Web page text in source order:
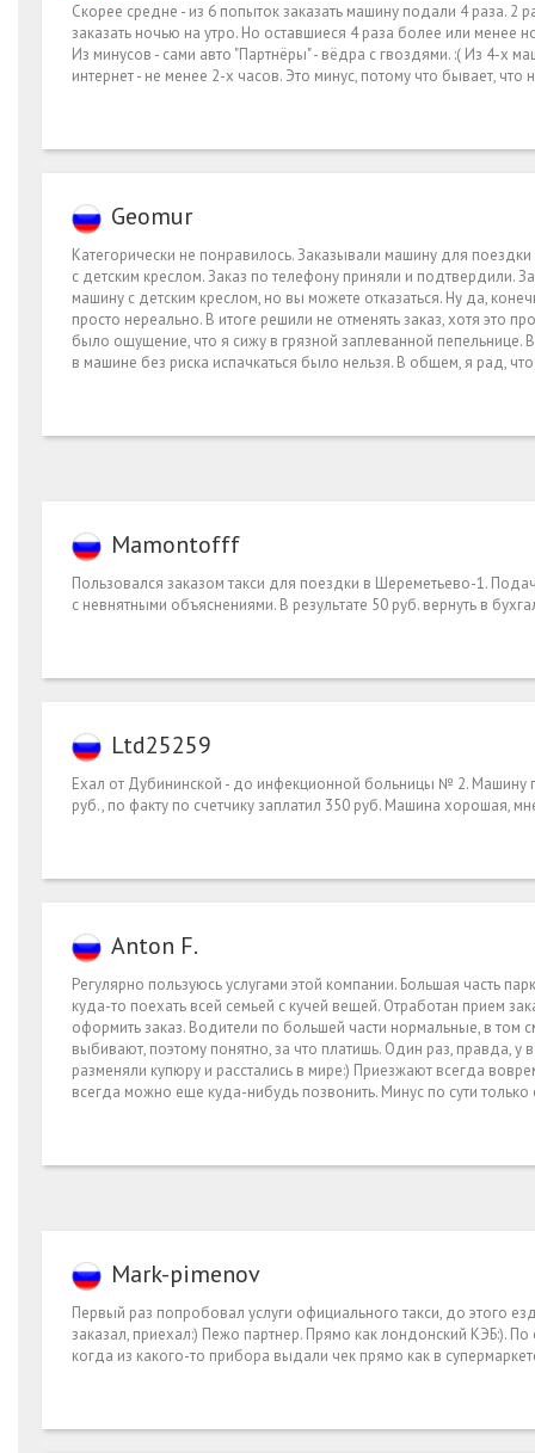
Скорее средне - из 6 попыток заказать машину подали 4 раза. 2
заказать ночью на утро. Но оставшиеся 4 раза более или менее
Из минусов - сами авто "Партнёры" - вёдра с гвоздями. :( Из 4-х
интернет - не менее 2-х часов. Это минус, потому что бывает, что
Geomur
Категорически не понравилось. Заказывали машину для
с детским креслом. Заказ по телефону приняли и
машину с детским креслом, но вы можете отказаться. Ну да,
просто нереально. В итоге решили не отменять заказ, хотя это
было ощущение, что я сижу в грязной заплеванной пепельнице.
в машине без риска испачкаться было нельзя. В общем, я рад,
Mamontofff
Пользовался заказом такси для поездки в Шереметьево-1.
с невнятными объяснениями. В результате 50 руб. вернуть в
Ltd25259
Ехал от Дубининской - до инфекционной больницы № 2. Машину
руб., по факту по счетчику заплатил 350 руб. Машина хорошая,
Anton F.
Регулярно пользуюсь услугами этой компании. Большая часть
куда-то поехать всей семьей с кучей вещей. Отработан прием
оформить заказ. Водители по большей части нормальные, в
выбивают, поэтому понятно, за что платишь. Один раз, правда,
разменяли купюру и расстались в мире:) Приезжают всегда
всегда можно еще куда-нибудь позвонить. Минус по сути
Mark-pimenov
Первый раз попробовал услуги официального такси, до этого
заказал, приехал:) Пежо партнер. Прямо как лондонский КЭБ:).
когда из какого-то прибора выдали чек прямо как в